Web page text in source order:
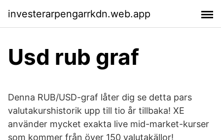
investerarpengarrkdn.web.app
Usd rub graf
Denna RUB/USD-graf låter dig se detta pars
valutakurshistorik upp till tio år tillbaka! XE
använder mycket exakta live mid-market-kurser
som kommer från över 150 valutakällor!